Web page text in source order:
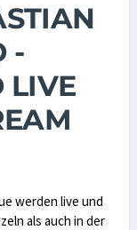
-
LIVE
werden live und
als auch in der